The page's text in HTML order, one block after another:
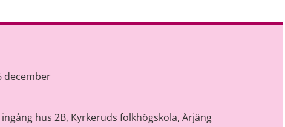
december
hus 2B, Kyrkeruds folkhögskola, Årjäng